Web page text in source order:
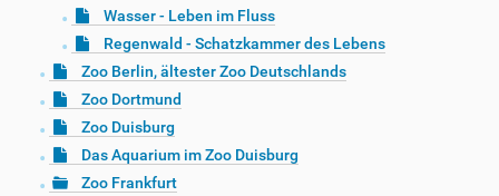
Wasser - Leben im Fluss
Regenwald - Schatzkammer des Lebens
Zoo Berlin, ältester Zoo Deutschlands
Zoo Dortmund
Zoo Duisburg
Das Aquarium im Zoo Duisburg
Zoo Frankfurt